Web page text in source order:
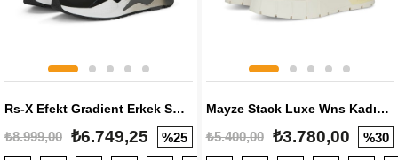
Rs-X Efekt Gradient Erkek Sneaker
₺8.999,00 ₺6.749,25 %25
Mayze Stack Luxe Wns Kadın Sneaker
₺5.400,00 ₺3.780,00 %30